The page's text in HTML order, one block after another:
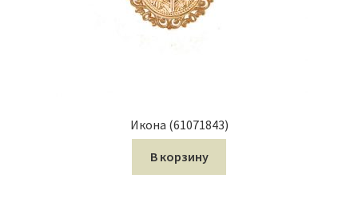
Икона (61071843)
В корзину